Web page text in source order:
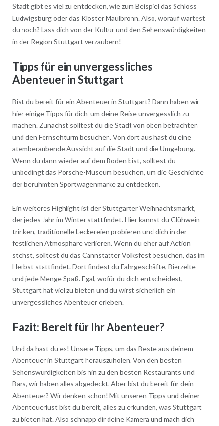
Stadt gibt es viel zu entdecken, wie zum Beispiel das Schloss
Ludwigsburg oder das Kloster Maulbronn. Also, worauf wartest
du noch? Lass dich von der Kultur und den Sehenswürdigkeiten
in der Region Stuttgart verzaubern!
Tipps für ein unvergessliches
Abenteuer in Stuttgart
Bist du bereit für ein Abenteuer in Stuttgart? Dann haben wir
hier einige Tipps für dich, um deine Reise unvergesslich zu
machen. Zunächst solltest du die Stadt von oben betrachten
und den Fernsehturm besuchen. Von dort aus hast du eine
atemberaubende Aussicht auf die Stadt und die Umgebung.
Wenn du dann wieder auf dem Boden bist, solltest du
unbedingt das Porsche-Museum besuchen, um die Geschichte
der berühmten Sportwagenmarke zu entdecken.
Ein weiteres Highlight ist der Stuttgarter Weihnachtsmarkt,
der jedes Jahr im Winter stattfindet. Hier kannst du Glühwein
trinken, traditionelle Leckereien probieren und dich in der
festlichen Atmosphäre verlieren. Wenn du eher auf Action
stehst, solltest du das Cannstatter Volksfest besuchen, das im
Herbst stattfindet. Dort findest du Fahrgeschäfte, Bierzelte
und jede Menge Spaß. Egal, wofür du dich entscheidest,
Stuttgart hat viel zu bieten und du wirst sicherlich ein
unvergessliches Abenteuer erleben.
Fazit: Bereit für Ihr Abenteuer?
Und da hast du es! Unsere Tipps, um das Beste aus deinem
Abenteuer in Stuttgart herauszuholen. Von den besten
Sehenswürdigkeiten bis hin zu den besten Restaurants und
Bars, wir haben alles abgedeckt. Aber bist du bereit für dein
Abenteuer? Wir denken schon! Mit unseren Tipps und deiner
Abenteuerlust bist du bereit, alles zu erkunden, was Stuttgart
zu bieten hat. Also schnapp dir deine Kamera und mach dich